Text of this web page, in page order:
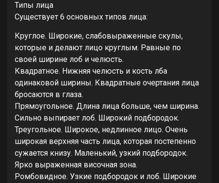
Типы лица
Существует 6 основных типов лица:
Круглое. Широкие, слабовыраженные скулы,
которые и делают лицо круглым. Равные по
своей ширине лоб и челюсть.
Квадратное. Нижняя челюсть и кость лба
одинаковой ширины. Квадратные очертания лица
бросаются в глаза.
Прямоугольное. Длина лица больше, чем ширина.
Сильно выпирает лоб. Широкий подбородок.
Треугольное. Широкое, недлинное лицо. Очень
широкая верхняя часть лица, которая постепенно
сужается книзу. Маленький, узкий подбородок.
Ярко выраженная височная зона.
Ромбовидное. Узкие подбородок и лоб. Широкие